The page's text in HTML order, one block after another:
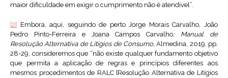
maior dificuldade em exigir o cumprimento não é atendível”.
[2]
Embora, aqui, seguindo de perto Jorge Morais Carvalho, João
Pedro Pinto-Ferreira e Joana Campos Carvalho, Manual de
Resolução Alternativa de Litígios de Consumo, Almedina, 2019, pp.
28-29, consideremos que “não existe qualquer fundamento objetivo
que permita a aplicação de regras e princípios diferentes aos
mesmos procedimentos de RALC [Resolução Alternativa de Litígios